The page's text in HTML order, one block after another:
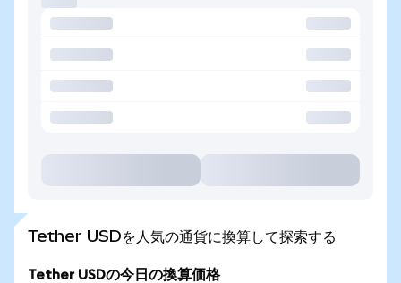
Tether USDを人気の通貨に換算して探索する
Tether USDの今日の換算価格